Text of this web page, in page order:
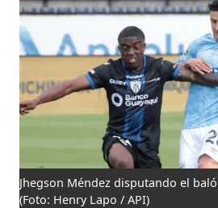
Jhegson Méndez disputando el
(Foto: Henry Lapo / API)